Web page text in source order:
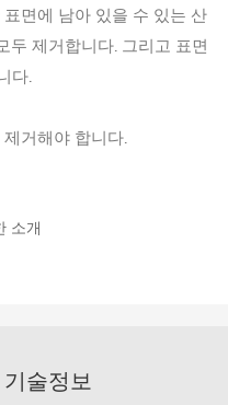
면에 남아 있을 수 있는 산
두 제거합니다. 그리고 표면
다.
거해야 합니다.
소개
기술정보